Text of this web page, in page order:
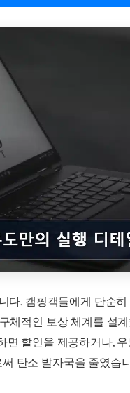
다. 캠핑객들에게 단순
체적인 보상 체계를 설
면 할인을 제공하거나,
탄소 발자국을 줄였습